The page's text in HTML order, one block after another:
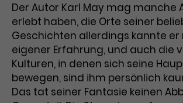
Zweck
Besucher*innen eine
nutzen, und hilft bei der
eines Analyseberichts
Performance der
erhobenen Daten
anonymisierter Form
der Besuche, die Quelle,
stammen, und die
Laufzeit 3 Monate
Zweck
Dieses Cookie speichert
Informationen zu
dient der Zuordnung von
Conversions zu Google
Kampagnen.
Der Autor Karl May mag manche
erlebt haben, die Orte seiner
Geschichten allerdings kannte er
eigener Erfahrung, und auch die
Kulturen, in denen sich seine
bewegen, sind ihm persönlich
Das tat seiner Fantasie keinen